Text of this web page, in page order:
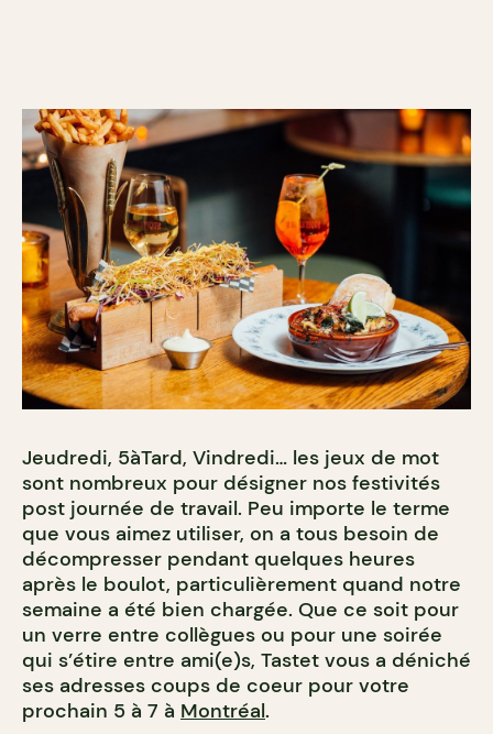
Jeudredi, 5àTard, Vindredi… les jeux de mot
sont nombreux pour désigner nos festivités
post journée de travail. Peu importe le terme
que vous aimez utiliser, on a tous besoin de
décompresser pendant quelques heures
après le boulot, particulièrement quand notre
semaine a été bien chargée. Que ce soit pour
un verre entre collègues ou pour une soirée
qui s’étire entre ami(e)s, Tastet vous a déniché
ses adresses coups de coeur pour votre
prochain 5 à 7 à Montréal.